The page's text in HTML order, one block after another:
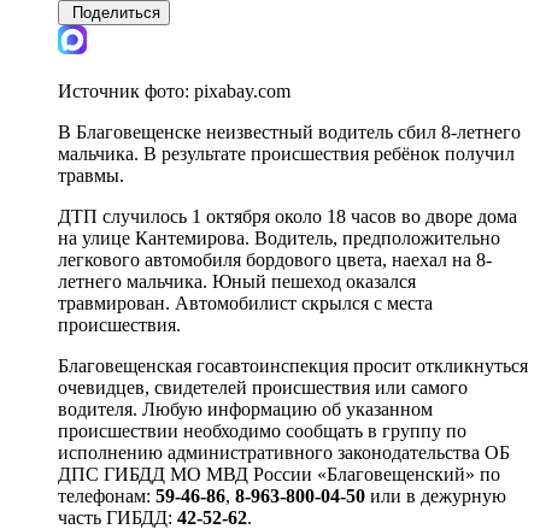
Поделиться
Источник фото: pixabay.com
В Благовещенске неизвестный водитель сбил 8-летнего
мальчика. В результате происшествия ребёнок получил
травмы.
ДТП случилось 1 октября около 18 часов во дворе дома
на улице Кантемирова. Водитель, предположительно
легкового автомобиля бордового цвета, наехал на 8-
летнего мальчика. Юный пешеход оказался
травмирован. Автомобилист скрылся с места
происшествия.
Благовещенская госавтоинспекция просит откликнуться
очевидцев, свидетелей происшествия или самого
водителя. Любую информацию об указанном
происшествии необходимо сообщать в группу по
исполнению административного законодательства ОБ
ДПС ГИБДД МО МВД России «Благовещенский» по
телефонам: 59-46-86, 8-963-800-04-50 или в дежурную
часть ГИБДД: 42-52-62.